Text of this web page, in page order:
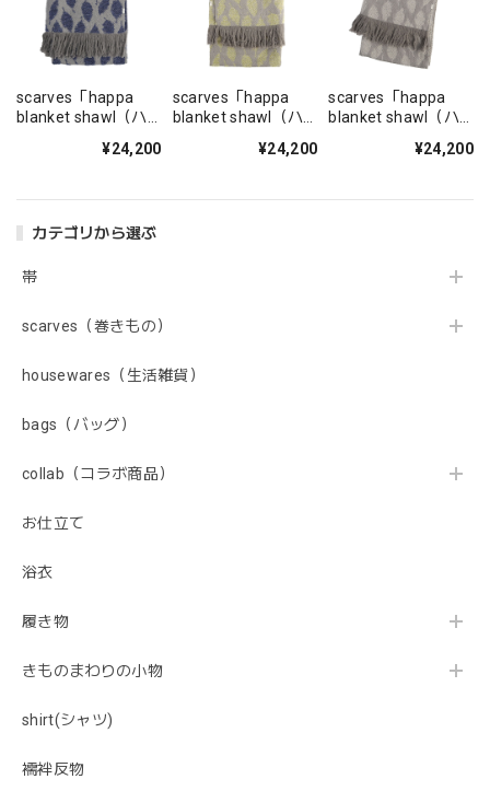
カテゴリから選ぶ
帯
scarves（巻きもの）
housewares（生活雑貨）
bags（バッグ）
collab（コラボ商品）
お仕立て
浴衣
履き物
きものまわりの小物
shirt(シャツ)
襦袢反物
scarves「happa
blanket shawl（ハ
ョール）」blue¥24,200
scarves「happa
blanket shawl（ハ
ョール）」jasmine
¥24,200
scarves「happa
blanket shawl（ハ
ョール）」light¥24,200